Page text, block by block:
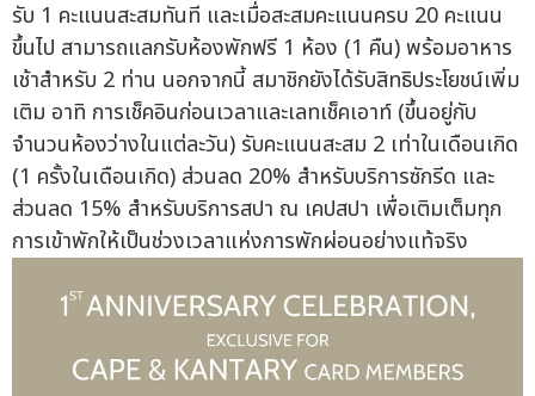
รับ 1 คะแนนสะสมทันที และเมื่อสะสมคะแนนครบ 20 คะแนน
ขึ้นไป สามารถแลกรับห้องพักฟรี 1 ห้อง (1 คืน) พร้อมอาหาร
เช้าสำหรับ 2 ท่าน นอกจากนี้ สมาชิกยังได้รับสิทธิประโยชน์เพิ่ม
เติม อาทิ การเช็คอินก่อนเวลาและเลทเช็คเอาท์ (ขึ้นอยู่กับ
จำนวนห้องว่างในแต่ละวัน) รับคะแนนสะสม 2 เท่าในเดือนเกิด
(1 ครั้งในเดือนเกิด) ส่วนลด 20% สำหรับบริการซักรีด และ
ส่วนลด 15% สำหรับบริการสปา ณ เคปสปา เพื่อเติมเต็มทุก
การเข้าพักให้เป็นช่วงเวลาแห่งการพักผ่อนอย่างแท้จริง